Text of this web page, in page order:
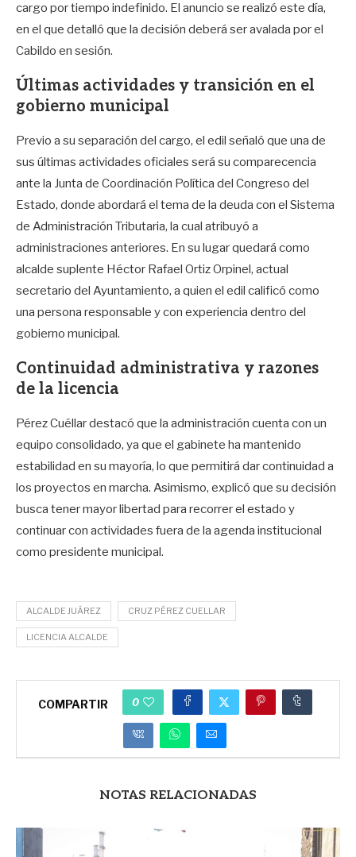
cargo por tiempo indefinido. El anuncio se realizó este día,
en el que detalló que la decisión deberá ser avalada por el
Cabildo en sesión.
Últimas actividades y transición en el
gobierno municipal
Previo a su separación del cargo, el edil señaló que una de
sus últimas actividades oficiales será su comparecencia
ante la Junta de Coordinación Política del Congreso del
Estado, donde abordará el tema de la deuda con el Sistema
de Administración Tributaria, la cual atribuyó a
administraciones anteriores. En su lugar quedará como
alcalde suplente Héctor Rafael Ortiz Orpinel, actual
secretario del Ayuntamiento, a quien el edil calificó como
una persona responsable y con experiencia dentro del
gobierno municipal.
Continuidad administrativa y razones
de la licencia
Pérez Cuéllar destacó que la administración cuenta con un
equipo consolidado, ya que el gabinete ha mantenido
estabilidad en su mayoría, lo que permitirá dar continuidad a
los proyectos en marcha. Asimismo, explicó que su decisión
busca tener mayor libertad para recorrer el estado y
continuar con actividades fuera de la agenda institucional
como presidente municipal.
ALCALDE JUÁREZ CRUZ PÉREZ CUELLAR
LICENCIA ALCALDE
COMPARTIR 0
NOTAS RELACIONADAS